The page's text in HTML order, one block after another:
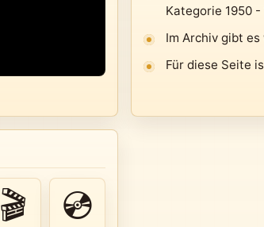
Kategorie 1950 -
Im Archiv gibt
Für diese Seite
🎬 💿